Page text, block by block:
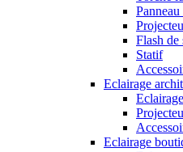
Flash de
Statif
Eclairage
Eclairage